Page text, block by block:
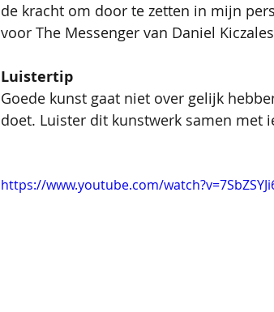
de kracht om door te zetten in mijn
voor The Messenger van Daniel
Luistertip
Goede kunst gaat niet over gelijk
doet. Luister dit kunstwerk samen met
https://www.youtube.com/